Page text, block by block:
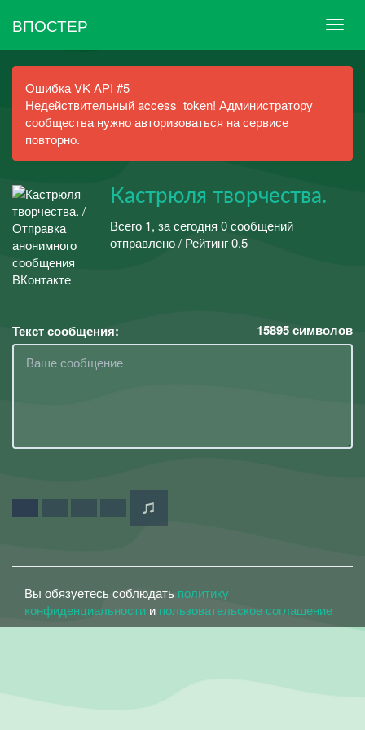
ВПОСТЕР
Ошибка VK API #5
Недействительный access_token! Администратору
сообщества нужно авторизоваться на сервисе
повторно.
Кастрюля творчества.
Всего 1, за сегодня 0 сообщений
отправлено / Рейтинг 0.5
Текст сообщения: 15895символов
Вы обязуетесь соблюдать политику
конфиденциальности и пользовательское соглашение